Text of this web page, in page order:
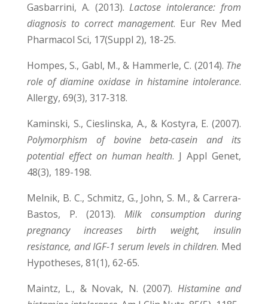
Gasbarrini, A. (2013).Lactose intolerance: from
diagnosis to correct management. Eur Rev Med
Pharmacol Sci, 17(Suppl 2), 18-25.
Hompes, S., Gabl, M., & Hammerle, C. (2014). The
role of diamine oxidase in histamine intolerance.
Allergy, 69(3), 317-318.
Kaminski, S., Cieslinska, A., & Kostyra, E. (2007).
Polymorphism of bovine beta-casein and its
potential effect on human health. J Appl Genet,
48(3), 189-198.
Melnik, B. C., Schmitz, G., John, S. M., & Carrera-
Bastos, P. (2013).Milk consumption during
pregnancy increases birth weight, insulin
resistance, and IGF-1 serum levels in children. Med
Hypotheses, 81(1), 62-65.
Maintz, L., & Novak, N. (2007). Histamine and